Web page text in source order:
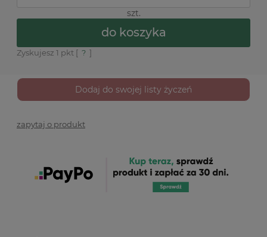
szt.
do koszyka
Zyskujesz 1 pkt [ ? ]
Dodaj do swojej listy życzeń
zapytaj o produkt